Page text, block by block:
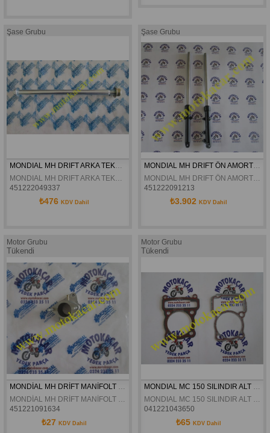
Şase Grubu
MONDIAL MH DRIFT ARKA TEKER MILI+SOMUN ORJINAL
MONDIAL MH DRIFT ARKA TEKER MILI+SOMUN ORJINAL
451222049337
₺476 KDV Dahil
Şase Grubu
MONDIAL MH DRIFT ÖN AMORTISÖR TAKIM KOMPLE DELTAFORCE
MONDIAL MH DRIFT ÖN AMORTISÖR TAKIM KOMPLE DELTAFORCE
451222091213
₺3.902 KDV Dahil
Motor Grubu
Tükendi
MONDİAL MH DRİFT MANİFOLT ORJİNAL
MONDİAL MH DRİFT MANİFOLT ORJİNAL
451221091634
₺27 KDV Dahil
Motor Grubu
Tükendi
MONDIAL MC 150 SILINDIR ALT ÜST CONTA
MONDIAL MC 150 SILINDIR ALT ÜST CONTA
041221043650
₺65 KDV Dahil